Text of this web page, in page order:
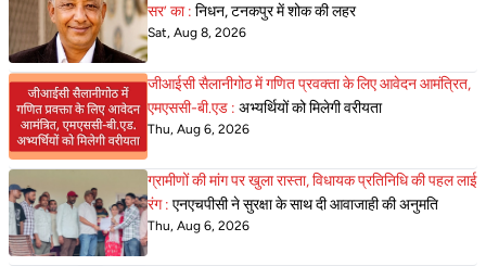
सर’ का : निधन, टनकपुर में शोक की लहर
Sat, Aug 8, 2026
जीआईसी सैलानीगोठ में गणित प्रवक्ता के लिए आवेदन आमंत्रित,
एमएससी-बी.एड : अभ्यर्थियों को मिलेगी वरीयता
Thu, Aug 6, 2026
ग्रामीणों की मांग पर खुला रास्ता, विधायक प्रतिनिधि की पहल लाई
रंग : एनएचपीसी ने सुरक्षा के साथ दी आवाजाही की अनुमति
Thu, Aug 6, 2026